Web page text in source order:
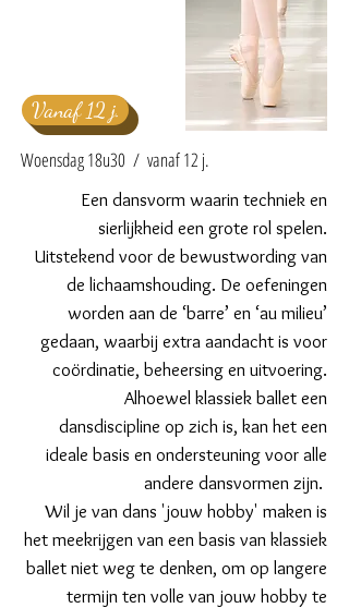
Woensdag 18u30 / vanaf 12 j.
Vanaf 12 j.
Een dansvorm waarin techniek en
sierlijkheid een grote rol spelen.
Uitstekend voor de bewustwording van
de lichaamshouding. De oefeningen
worden aan de ‘barre’ en ‘au milieu’
gedaan, waarbij extra aandacht is voor
coördinatie, beheersing en uitvoering.
Alhoewel klassiek ballet een
dansdiscipline op zich is, kan het een
ideale basis en ondersteuning voor alle
andere dansvormen zijn.
Wil je van dans 'jouw hobby' maken is
het meekrijgen van een basis van klassiek
ballet niet weg te denken, om op langere
termijn ten volle van jouw hobby te